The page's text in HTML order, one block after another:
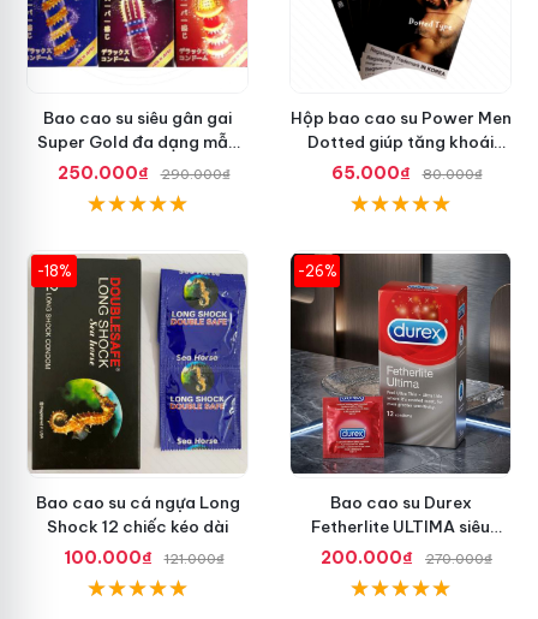
Bao cao su siêu gân gai
Super Gold đa dạng mẫu
mã mới lạ
250.000₫ 290.000₫
Hộp bao cao su Power Men
Dotted giúp tăng khoái
cảm gấp đôi
65.000₫ 80.000₫
-18%
Bao cao su cá ngựa Long
Shock 12 chiếc kéo dài
100.000₫
121.000₫
-26%
Bao cao su Durex
Fetherlite ULTIMA siêu
mỏng tăng cảm giác
200.000₫ 270.000₫